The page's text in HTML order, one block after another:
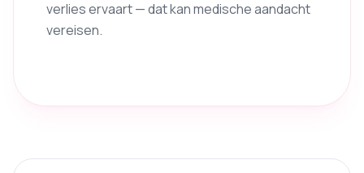
verlies ervaart — dat kan medische aandacht
vereisen.